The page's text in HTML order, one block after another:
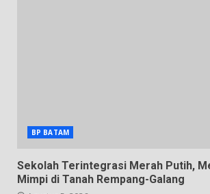
BP BATAM
Sekolah Terintegrasi Merah Putih,
Mimpi di Tanah Rempang-Galang